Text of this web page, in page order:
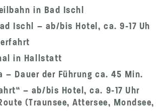
in Bad Ischl
Ischl – ab/bis Hotel, ca. 9-17 Uh
in Hallstatt
Dauer der Führung ca. 45 Min.
– ab/bis Hotel, ca. 9-17 Uhr
(Traunsee, Attersee,